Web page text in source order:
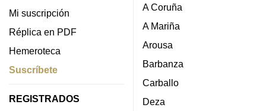
Mi suscripción
Réplica en PDF
Hemeroteca
Suscríbete
REGISTRADOS
A Coruña
A Mariña
Arousa
Barbanza
Carballo
Deza